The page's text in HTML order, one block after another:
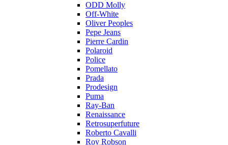
ODD Molly
Off-White
Oliver Peoples
Pepe Jeans
Pierre Cardin
Polaroid
Police
Pomellato
Prada
Prodesign
Puma
Ray-Ban
Renaissance
Retrosuperfuture
Roberto Cavalli
Roy Robson